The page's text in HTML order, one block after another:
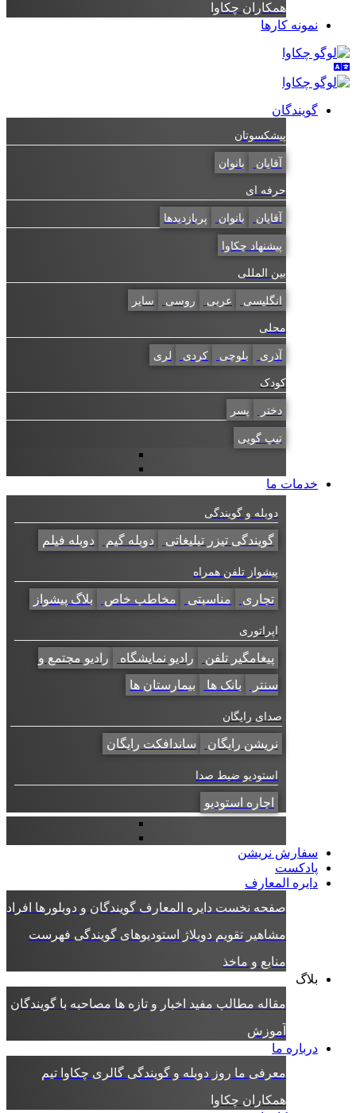
همکاران چکاوا
نمونه کارها
گویندگان
پیشکسوتان
آقایان بانوان
حرفه ای
آقایان بانوان پربازدیدها
پیشنهاد چکاوا
بین المللی
انگلیسی عربی روسی سایر
محلی
آذری بلوچی کردی لری
کودک
دختر پسر
تیپ گویی
خدمات ما
دوبله و گویندگی
گویندگی تیزر تبلیغاتی دوبله گیم دوبله فیلم
پیشواز تلفن همراه
تجاری مناسبتی مخاطب خاص بلاگ پیشواز
اپراتوری
پیغامگیر تلفن رادیو نمایشگاه
رادیو مجتمع و
سنتر
بانک ها بیمارستان ها
صدای رایگان
نریشن رایگان ساندافکت رایگان
استودیو ضبط صدا
اجاره استودیو
سفارش نریشن
پادکست
دایره المعارف
صفحه نخست دایره المعارف گویندگان و دوبلورها افراد
مشاهیر تقویم دوبلاژ استودیوهای گویندگی فهرست
منابع و ماخذ
بلاگ
مقاله مطالب مفید اخبار و تازه ها مصاحبه با گویندگان
آموزش
درباره ما
معرفی ما روز دوبله و گویندگی گالری چکاوا تیم
همکاران چکاوا